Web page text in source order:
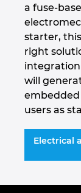
a fuse-
starter,
right
integration
will
users as
Electrical
Norvegia
Noua
Olanda
Peru
Polonia